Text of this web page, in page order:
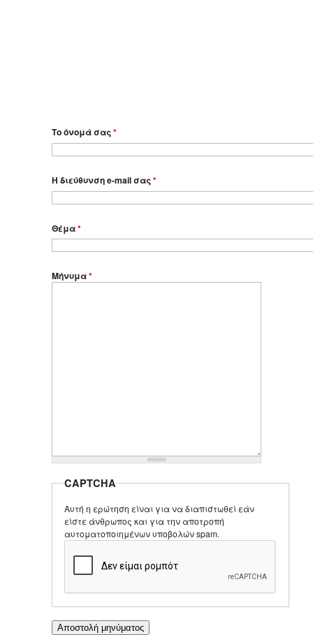
Το όνομά σας*
Η διεύθυνση e-mail σας*
Θέμα*
Μήνυμα*
CAPTCHA
Αυτή η ερώτηση είναι για να διαπιστωθεί εάν
είστε άνθρωπος και για την αποτροπή
αυτοματοποιημένων υποβολών spam.